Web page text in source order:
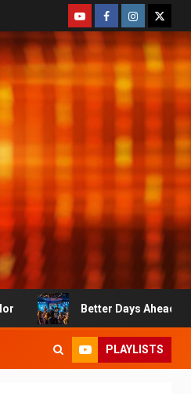
Better Days Ahead : le country-
PLAYLISTS